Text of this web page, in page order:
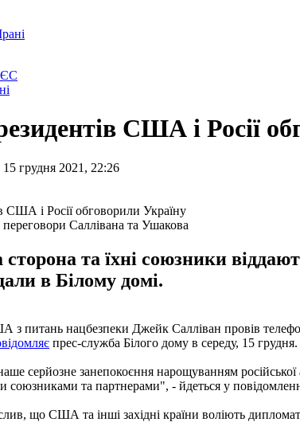
ЄС
США і Росії
грудня 2021, 22:26
Саллівана та Ушакова
та їхні союзники
в Білому домі.
з питань нацбезпеки Джейк Салліван провів
прес-служба Білого дому в середу, 15 грудня.
серйозне занепокоєння нарощуванням
та партнерами", - йдеться у
що США та інші західні країни воліють